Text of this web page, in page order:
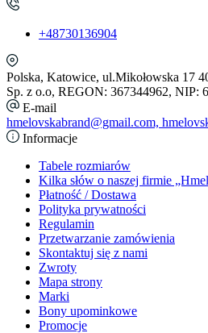
+48730136904
Polska, Katowice, ul.Mikołowska 17
Sp. z o.o, REGON: 367344962, NIP:
E-mail
hmelovskabrand@gmail.com,
Informacje
Tabele rozmiarów
Kilka słów o naszej firmie
Płatność / Dostawa
Polityka prywatności
Regulamin
Przetwarzanie zamówienia
Skontaktuj się z nami
Zwroty
Mapa strony
Marki
Bony upominkowe
Promocje